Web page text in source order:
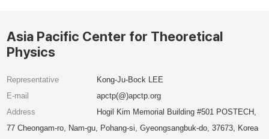
Asia Pacific Center for Theoretical
Physics
Representative
Kong-Ju-Bock LEE
E-mail
apctp(@)apctp.org
Address
Hogil Kim Memorial Building #501 POSTECH,
77 Cheongam-ro, Nam-gu, Pohang-si, Gyeongsangbuk-do, 37673, Korea